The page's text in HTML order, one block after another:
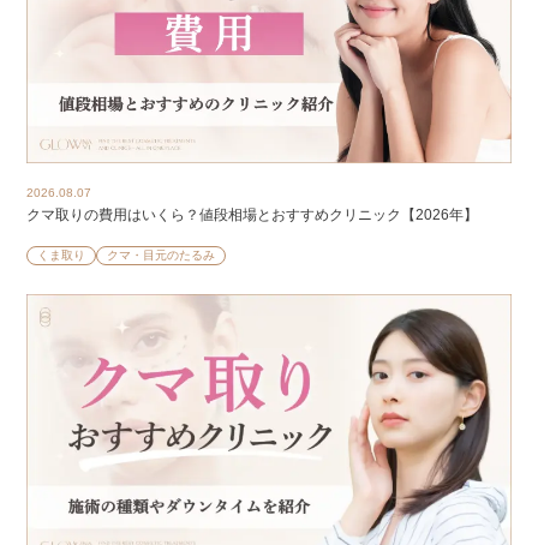
2026.08.07
クマ取りの費用はいくら？値段相場とおすすめクリニック【2026年】
くま取り クマ・目元のたるみ